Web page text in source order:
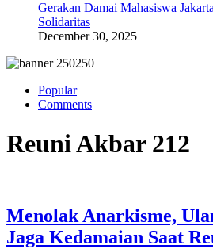
Gerakan Damai Mahasiswa
Solidaritas
December 30, 2025
Popular
Comments
Reuni Akbar 212
Menolak Anarkisme,
Jaga Kedamaian Saat